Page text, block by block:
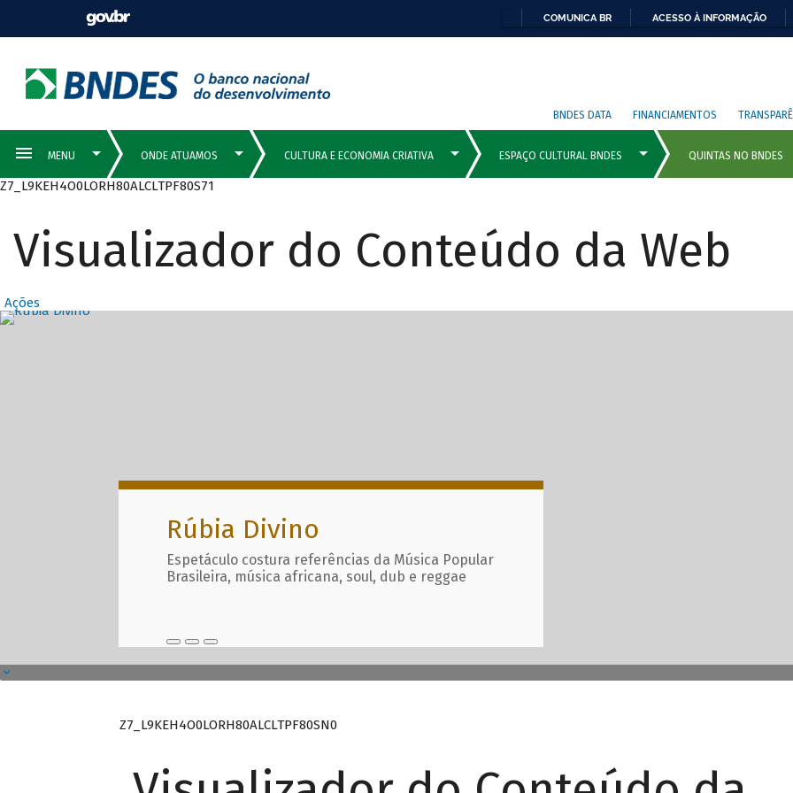
COMUNICA BR ACESSO À INFORMAÇÃO
BNDES DATA FINANCIAMENTOS
Z7_L9KEH4O0LORH80ALCLTPF80S71
Visualizador do Conteúdo da Web
Ações
Destaques Principais com
Rúbia Divino
Espetáculo costura referências da Música Popular
Brasileira, música africana, soul, dub e reggae
Z7_L9KEH4O0LORH80ALCLTPF80SN0